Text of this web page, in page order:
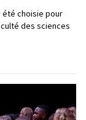
été choisie pour
des sciences